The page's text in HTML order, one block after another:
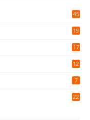
45
19
17
12
7
22